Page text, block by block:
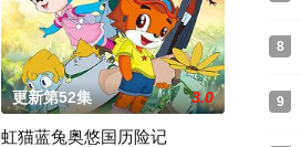
更新第52集 3.0
虹猫蓝兔奥悠国历险记
8
9